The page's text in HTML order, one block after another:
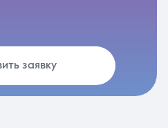
заявку